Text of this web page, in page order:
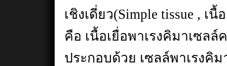
เชิงเดี่ยว(Simple tissue ,
คือ เนื้อเยื่อพาเรงคิมาเซลล์
ประกอบด้วย เซลล์พาเรงคิ